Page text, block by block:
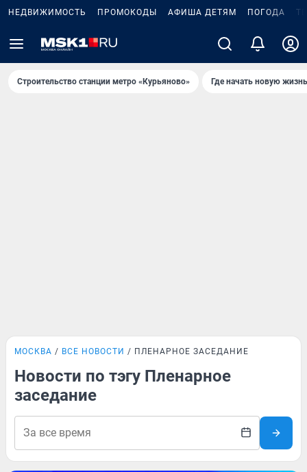
НЕДВИЖИМОСТЬ ПРОМОКОДЫ АФИША ДЕТЯМ ПОГОДА
Строительство станции метро «Курьяново» Где начать новую
МОСКВА ВСЕ НОВОСТИ ПЛЕНАРНОЕ ЗАСЕДАНИЕ
Новости по тэгу Пленарное
заседание